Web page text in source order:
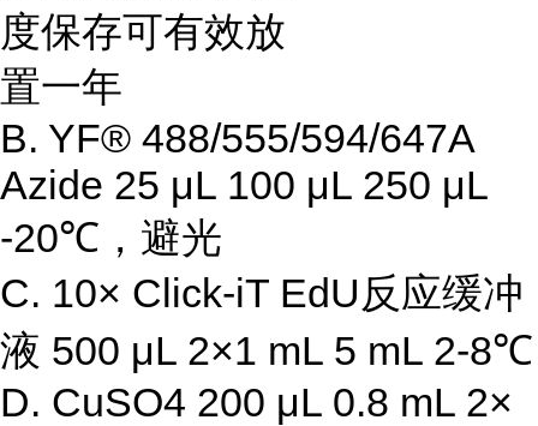
度保存可有效放
置一年
B. YF® 488/555/594/647A
Azide 25 μL 100 μL 250 μL
-20℃，避光
C. 10× Click-iT EdU反应缓冲
液 500 μL 2×1 mL 5 mL 2-8℃
D. CuSO4 200 μL 0.8 mL 2×